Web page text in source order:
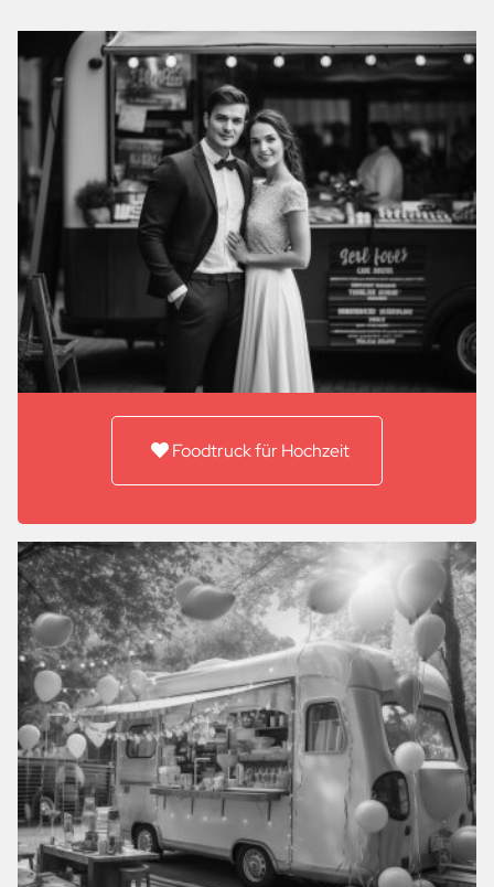
Foodtruck für Hochzeit